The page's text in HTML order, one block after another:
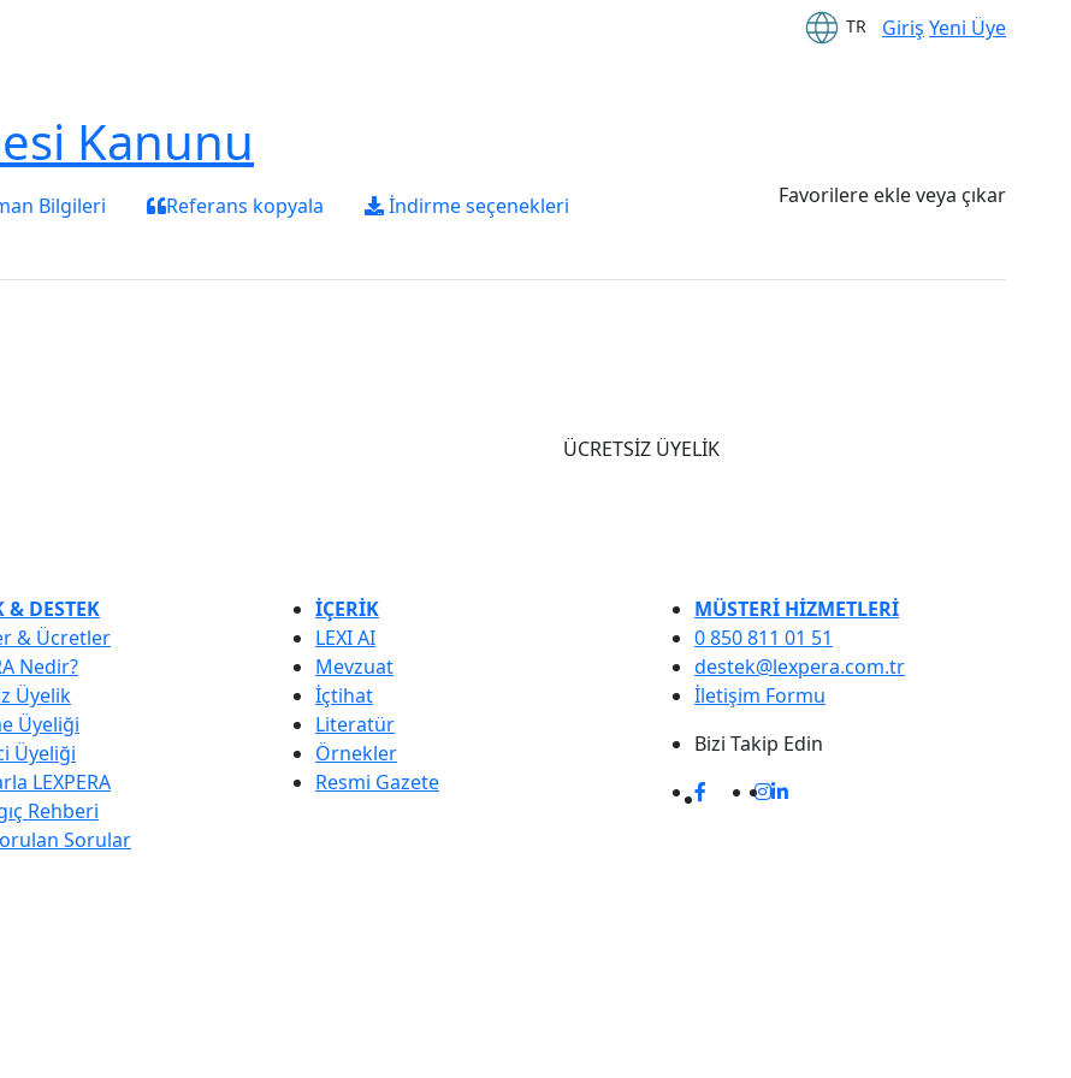
TR Giriş Yeni Üye
Kanunu
Bilgileri İndirme seçenekleri
Referans kopyala
Favorilere ekle veya çıkar
ÜCRETSİZ ÜYELİK
& DESTEK
& Ücretler
Nedir?
Üyelik
Üyeliği
Üyeliği
LEXPERA
Rehberi
Sorular
İÇERİK
LEXI AI
Mevzuat
İçtihat
Literatür
Örnekler
Resmi Gazete
MÜSTERİ HİZMETLERİ
0 850 811 01 51
destek@lexpera.com.tr
İletişim Formu
Bizi Takip Edin